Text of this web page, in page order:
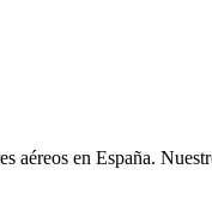
en España.